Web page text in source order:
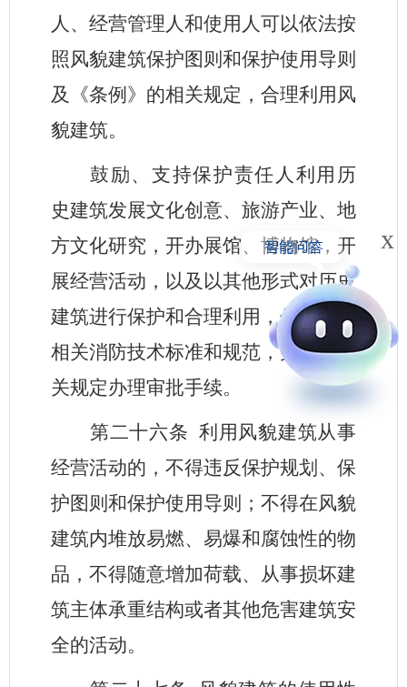
人、经营管理人和使用人可以依法按
照风貌建筑保护图则和保护使用导则
及《条例》的相关规定，合理利用风
貌建筑。
鼓励、支持保护责任人利用历
史建筑发展文化创意、旅游产业、地
方文化研究，开办展馆、博物馆，开
展经营活动，以及以其他形式对历史
建筑进行保护和合理利用，但应符合
相关消防技术标准和规范，并按照有
关规定办理审批手续。
第二十六条 利用风貌建筑从事
经营活动的，不得违反保护规划、保
护图则和保护使用导则；不得在风貌
建筑内堆放易燃、易爆和腐蚀性的物
品，不得随意增加荷载、从事损坏建
筑主体承重结构或者其他危害建筑安
全的活动。
x